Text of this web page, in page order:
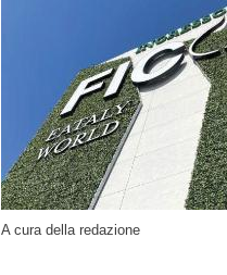
A cura della redazione